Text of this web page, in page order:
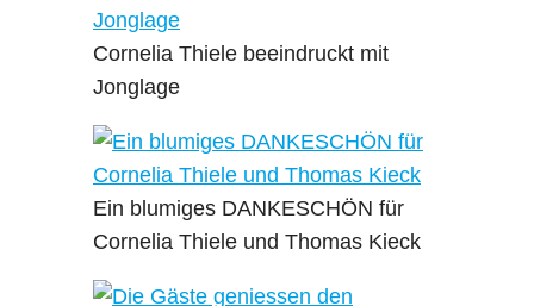
Cornelia Thiele beeindruckt mit
Jonglage
Ein blumiges DANKESCHÖN für
Cornelia Thiele und Thomas Kieck